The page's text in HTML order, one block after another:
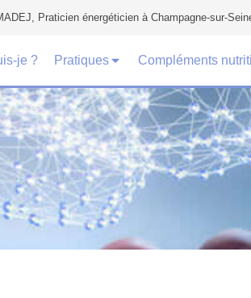
Praticien énergéticien à Champagne-sur-
je ? Pratiques Compléments